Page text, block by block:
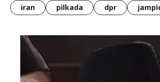
iran
pilkada dpr